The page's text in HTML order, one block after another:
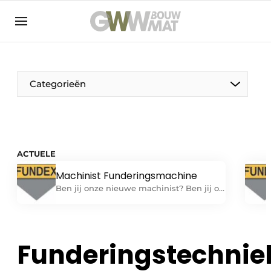
NL EN
Categorieën
Vrouw in de bouw
ACTUELE
Machinist Funderingsmachine
Ben jij onze nieuwe machinist? Ben jij op
werkzaamheden die verband houden
met bedienen van en dagelijks